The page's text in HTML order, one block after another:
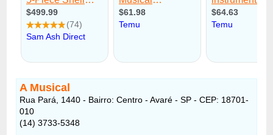
A Musical
Rua Pará, 1440 - Bairro: Centro - Avaré - SP - CEP: 18701-
010
(14) 3733-5348